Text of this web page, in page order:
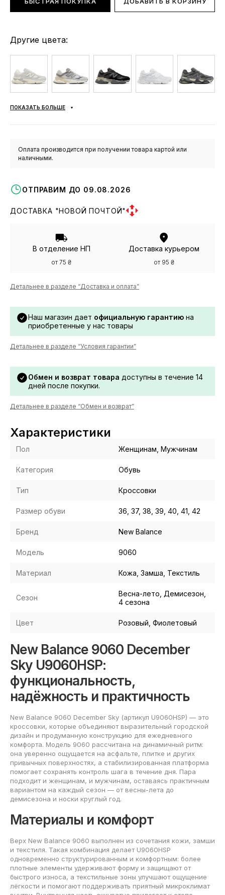
Другие цвета:
ПОКАЗАТЬ БОЛЬШЕ
Оплата производится при получении товара картой или
наличными.
ОТПРАВИМ ДО 09.08.2026
ДОСТАВКА "НОВОЙ ПОЧТОЙ"
В отделение НП
от 75 ₴
Доставка курьером
от 95 ₴
Детальнее в разделе “Доставка и оплата”
Наш магазин дает официальную гарантию на
приобретенные у нас товары
Детальнее в разделе “Условия гарантии”
Обмен и возврат товара доступны в течение 14
дней после покупки.
Детальнее в разделе “Обмен и возврат”
Характеристики
Пол Женщинам, Мужчинам
Категория Обувь
Тип Кроссовки
Размер обуви 36, 37, 38, 39, 40, 41, 42
Бренд New Balance
Модель 9060
Материал Кожа, Замша, Текстиль
Сезон
Весна-лето, Демисезон,
4 сезона
Цвет Розовый, Фиолетовый
New Balance 9060 December
Sky U9060HSP:
функциональность,
надёжность и практичность
New Balance 9060 December Sky (артикул U9060HSP) — это
кроссовки, которые объединяют выразительный городской
дизайн и продуманную конструкцию для ежедневного
комфорта. Модель 9060 рассчитана на динамичный ритм:
она уверенно ощущается на асфальте, плитке и других
привычных поверхностях, а стабилизированная платформа
помогает сохранять контроль шага в течение дня. Пара
подходит и женщинам, и мужчинам, оставаясь практичным
вариантом на каждый сезон — от весны-лета до
демисезона и носки круглый год.
Материалы и комфорт
Верх New Balance 9060 выполнен из сочетания кожи, замши
и текстиля. Такая комбинация делает U9060HSP
одновременно структурированным и комфортным: более
плотные элементы удерживают форму и защищают от
быстрого износа, а текстильные зоны улучшают ощущение
лёгкости и помогают поддерживать приятный микроклимат